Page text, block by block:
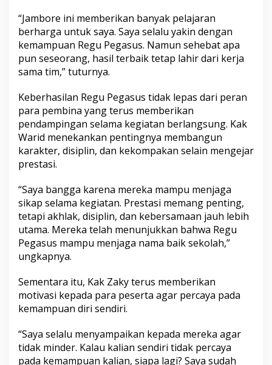
“Jambore ini memberikan banyak pelajaran
berharga untuk saya. Saya selalu yakin dengan
kemampuan Regu Pegasus. Namun sehebat apa
pun seseorang, hasil terbaik tetap lahir dari kerja
sama tim,” tuturnya.
Keberhasilan Regu Pegasus tidak lepas dari peran
para pembina yang terus memberikan
pendampingan selama kegiatan berlangsung. Kak
Warid menekankan pentingnya membangun
karakter, disiplin, dan kekompakan selain mengejar
prestasi.
“Saya bangga karena mereka mampu menjaga
sikap selama kegiatan. Prestasi memang penting,
tetapi akhlak, disiplin, dan kebersamaan jauh lebih
utama. Mereka telah menunjukkan bahwa Regu
Pegasus mampu menjaga nama baik sekolah,”
ungkapnya.
Sementara itu, Kak Zaky terus memberikan
motivasi kepada para peserta agar percaya pada
kemampuan diri sendiri.
“Saya selalu menyampaikan kepada mereka agar
tidak minder. Kalau kalian sendiri tidak percaya
pada kemampuan kalian, siapa lagi? Saya sudah